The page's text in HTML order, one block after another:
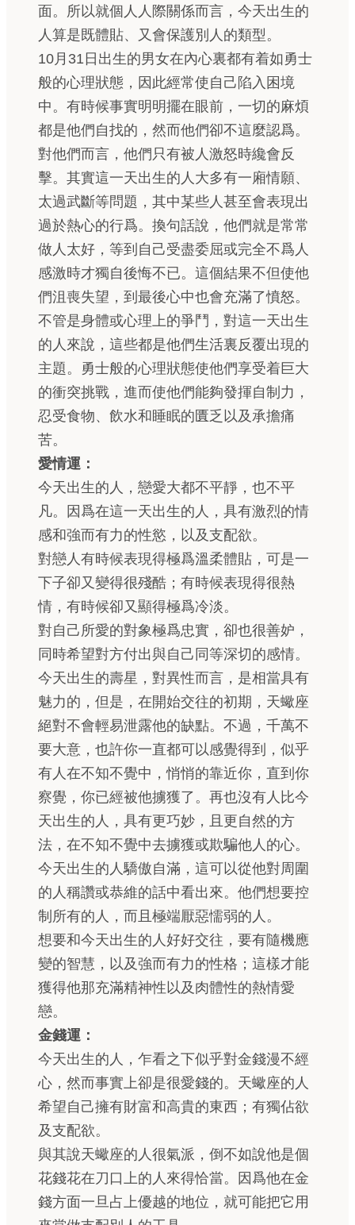
面。所以就個人人際關係而言，今天出生的
人算是既體貼、又會保護別人的類型。
10月31日出生的男女在內心裏都有着如勇士
般的心理狀態，因此經常使自己陷入困境
中。有時候事實明明擺在眼前，一切的麻煩
都是他們自找的，然而他們卻不這麼認爲。
對他們而言，他們只有被人激怒時纔會反
擊。其實這一天出生的人大多有一廂情願、
太過武斷等問題，其中某些人甚至會表現出
過於熱心的行爲。換句話說，他們就是常常
做人太好，等到自己受盡委屈或完全不爲人
感激時才獨自後悔不已。這個結果不但使他
們沮喪失望，到最後心中也會充滿了憤怒。
不管是身體或心理上的爭鬥，對這一天出生
的人來說，這些都是他們生活裏反覆出現的
主題。勇士般的心理狀態使他們享受着巨大
的衝突挑戰，進而使他們能夠發揮自制力，
忍受食物、飲水和睡眠的匱乏以及承擔痛
苦。
愛情運：
今天出生的人，戀愛大都不平靜，也不平
凡。因爲在這一天出生的人，具有激烈的情
感和強而有力的性慾，以及支配欲。
對戀人有時候表現得極爲溫柔體貼，可是一
下子卻又變得很殘酷；有時候表現得很熱
情，有時候卻又顯得極爲冷淡。
對自己所愛的對象極爲忠實，卻也很善妒，
同時希望對方付出與自己同等深切的感情。
今天出生的壽星，對異性而言，是相當具有
魅力的，但是，在開始交往的初期，天蠍座
絕對不會輕易泄露他的缺點。不過，千萬不
要大意，也許你一直都可以感覺得到，似乎
有人在不知不覺中，悄悄的靠近你，直到你
察覺，你已經被他擄獲了。再也沒有人比今
天出生的人，具有更巧妙，且更自然的方
法，在不知不覺中去擄獲或欺騙他人的心。
今天出生的人驕傲自滿，這可以從他對周圍
的人稱讚或恭維的話中看出來。他們想要控
制所有的人，而且極端厭惡懦弱的人。
想要和今天出生的人好好交往，要有隨機應
變的智慧，以及強而有力的性格；這樣才能
獲得他那充滿精神性以及肉體性的熱情愛
戀。
金錢運：
今天出生的人，乍看之下似乎對金錢漫不經
心，然而事實上卻是很愛錢的。天蠍座的人
希望自己擁有財富和高貴的東西；有獨佔欲
及支配欲。
與其說天蠍座的人很氣派，倒不如說他是個
花錢花在刀口上的人來得恰當。因爲他在金
錢方面一旦占上優越的地位，就可能把它用